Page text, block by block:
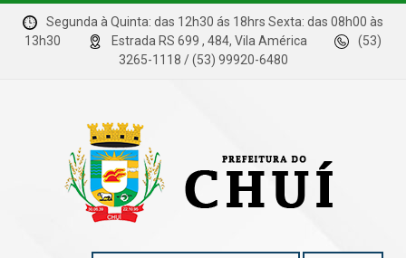
Segunda à Quinta: das 12h30 ás 18hrs Sexta: das 08h00 às
13h30
Estrada RS 699 , 484, Vila América
(53)
3265-1118 / (53) 99920-6480